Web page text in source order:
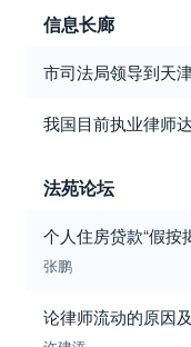
信息长廊
市司法局领导到天
我国目前执业律师
法苑论坛
个人住房贷款“假按
张鹏
论律师流动的原因